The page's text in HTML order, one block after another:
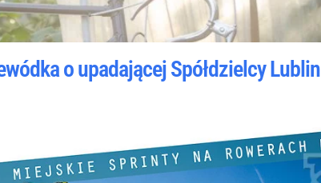
o upadającej Spółdzielcy Lublin